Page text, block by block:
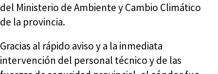
del Ministerio de Ambiente y Cambio Climático
de la provincia.
Gracias al rápido aviso y a la inmediata
intervención del personal técnico y de las